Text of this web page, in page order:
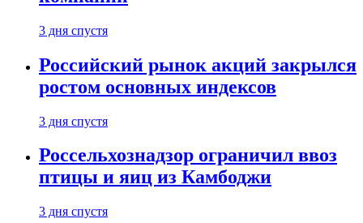
3 дня спустя
Российский рынок акций закрылся
ростом основных индексов
3 дня спустя
Россельхознадзор ограничил ввоз
птицы и яиц из Камбоджи
3 дня спустя